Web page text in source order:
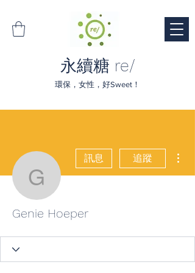
永續糖 re/
環保，女性，好Sweet！
Genie Hoeper
訊息 追蹤
Genie Hoeper